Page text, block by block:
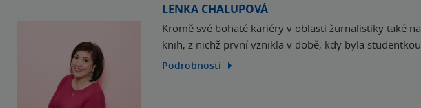
LENKA CHALUPOVÁ
Kromě své bohaté kariéry v oblasti žurnalistiky také
knih, z nichž první vznikla v době, kdy byla
Podrobnosti